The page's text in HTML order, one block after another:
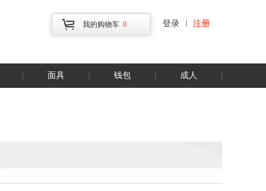
我的购物车 0 登录 注册
面具 钱包 成人